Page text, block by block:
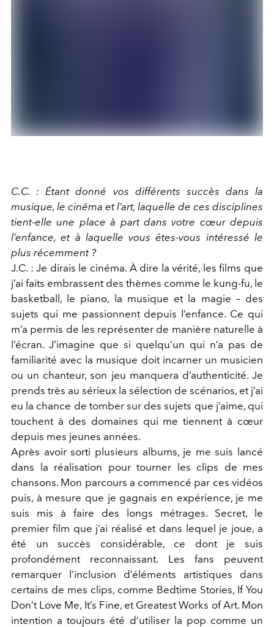
C.C. : Étant donné vos différents succès dans la
musique, le cinéma et l’art, laquelle de ces disciplines
tient-elle une place à part dans votre cœur depuis
l’enfance, et à laquelle vous êtes-vous intéressé le
plus récemment ?
J.C. : Je dirais le cinéma. À dire la vérité, les films que
j’ai faits embrassent des thèmes comme le kung-fu, le
basketball, le piano, la musique et la magie – des
sujets qui me passionnent depuis l’enfance. Ce qui
m’a permis de les représenter de manière naturelle à
l’écran. J’imagine que si quelqu’un qui n’a pas de
familiarité avec la musique doit incarner un musicien
ou un chanteur, son jeu manquera d’authenticité. Je
prends très au sérieux la sélection de scénarios, et j’ai
eu la chance de tomber sur des sujets que j’aime, qui
touchent à des domaines qui me tiennent à cœur
depuis mes jeunes années.
Après avoir sorti plusieurs albums, je me suis lancé
dans la réalisation pour tourner les clips de mes
chansons. Mon parcours a commencé par ces vidéos
puis, à mesure que je gagnais en expérience, je me
suis mis à faire des longs métrages. Secret, le
premier film que j’ai réalisé et dans lequel je joue, a
été un succès considérable, ce dont je suis
profondément reconnaissant. Les fans peuvent
remarquer l’inclusion d’éléments artistiques dans
certains de mes clips, comme Bedtime Stories, If You
Don’t Love Me, It’s Fine, et Greatest Works of Art. Mon
intention a toujours été d’utiliser la pop comme un